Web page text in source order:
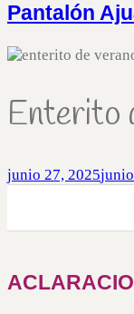
Pantalón
Enterito
junio 27, 2025